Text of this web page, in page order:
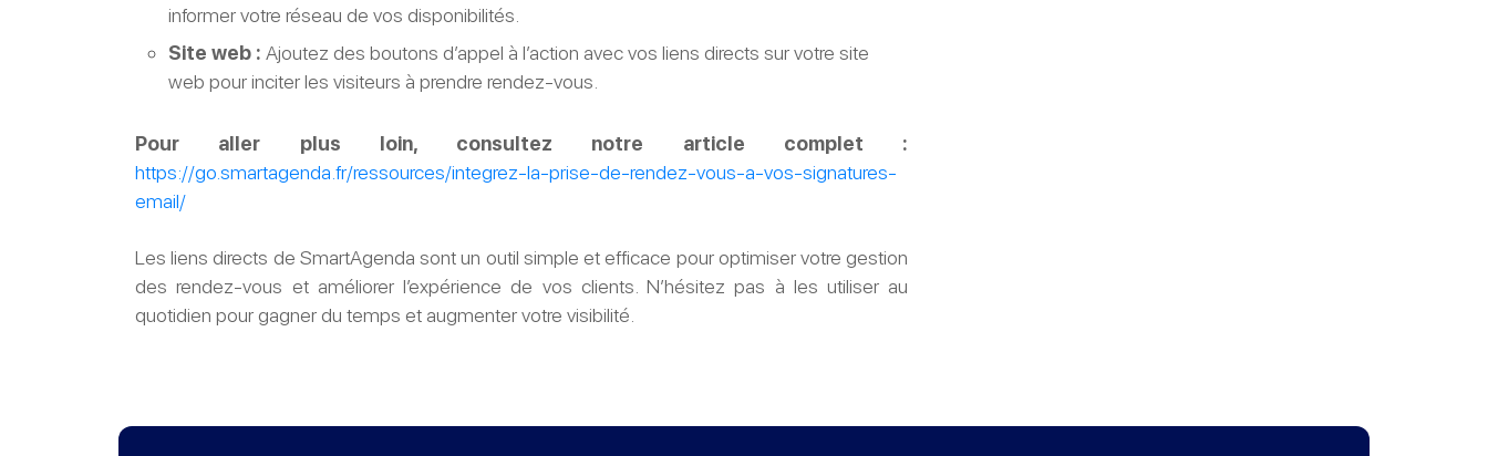
informer votre réseau de vos disponibilités.
Site web : Ajoutez des boutons d’appel à l’action avec vos liens directs sur votre site
web pour inciter les visiteurs à prendre rendez-vous.
Pour aller plus loin, consultez notre article complet :
https://go.smartagenda.fr/ressources/integrez-la-prise-de-rendez-vous-a-vos-signatures-
email/
Les liens directs de SmartAgenda sont un outil simple et efficace pour optimiser votre gestion
des rendez-vous et améliorer l’expérience de vos clients. N’hésitez pas à les utiliser au
quotidien pour gagner du temps et augmenter votre visibilité.